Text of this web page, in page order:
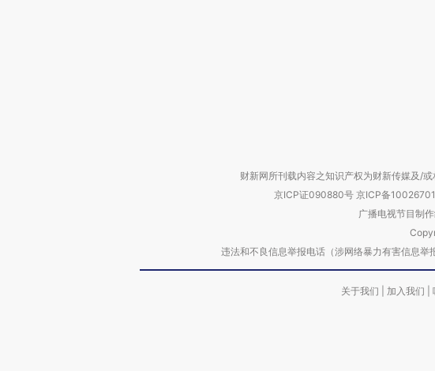
财新网所刊载内容之知识产权为财新传媒及/
京ICP证090880号 京ICP备
广播电视节目制
违法和不良信息举报电话（涉网络暴力有害信息
关于我们 加入我们